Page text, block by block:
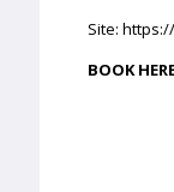
Site: https://
BOOK